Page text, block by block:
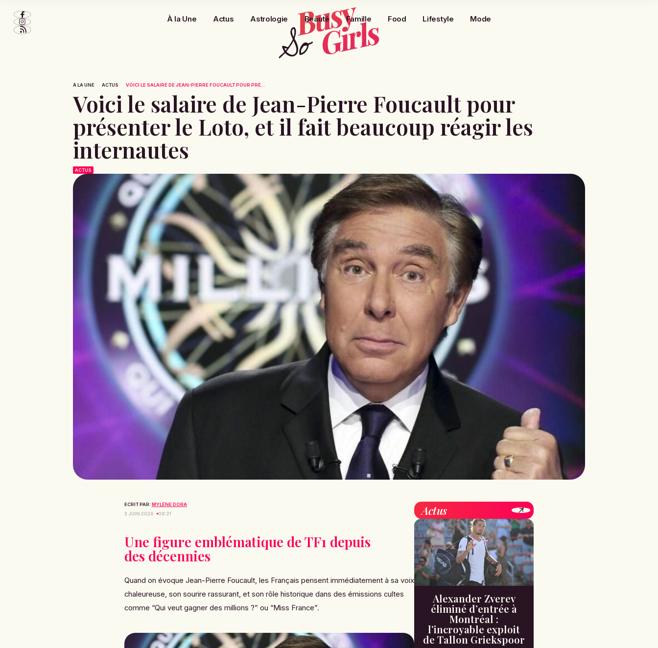
À la Une Actus Astrologie Beauté Famille Food Lifestyle Mode
À LA UNE ACTUS VOICI LE SALAIRE DE JEAN-PIERRE FOUCAULT POUR PRÉ...
Voici le salaire de Jean-Pierre Foucault pour
présenter le Loto, et il fait beaucoup réagir les
internautes
ACTUS
ECRIT PAR: MYLÈNE DORA
3 JUIN 2026
08:21
Une figure emblématique de TF1 depuis
des décennies
Quand on évoque Jean-Pierre Foucault, les Français pensent immédiatement à sa voix
chaleureuse, son sourire rassurant, et son rôle historique dans des émissions cultes
comme “Qui veut gagner des millions ?” ou “Miss France”.
Actus
Alexander Zverev
éliminé d’entrée à
Montréal :
l’incroyable exploit
de Tallon Griekspoor